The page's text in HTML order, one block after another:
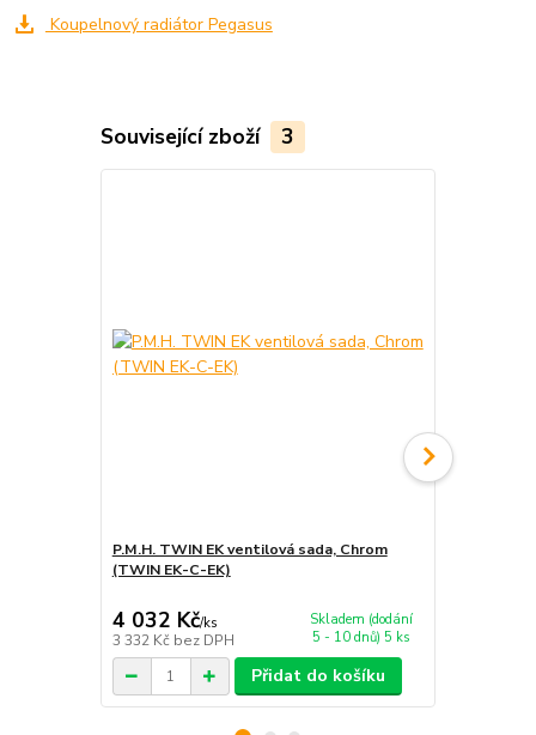
Koupelnový radiátor Pegasus
Související zboží 3
P.M.H. TWIN EK ventilová sada, Chrom
(TWIN EK-C-EK)
4 032 Kč/ks
3 332 Kč bez DPH
Skladem (dodání
5 - 10 dnů) 5 ks
Přidat do košíku